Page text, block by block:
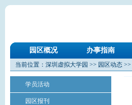
园区概况 办事指南
当前位置： 深圳虚拟大学园 >> 园区动态 >>
学员活动
园区报刊